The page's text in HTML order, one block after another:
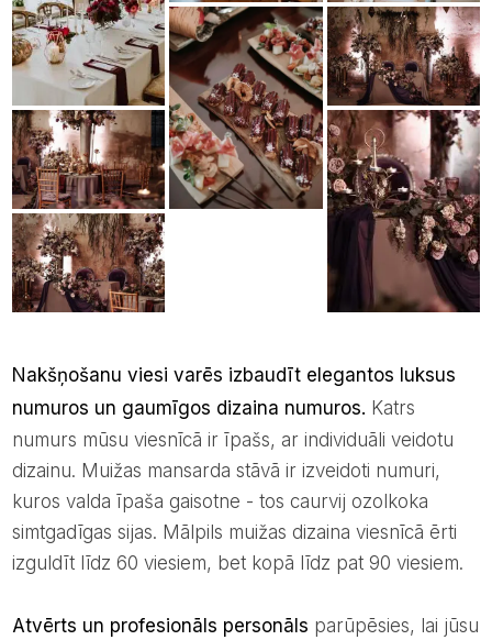
Nakšņošanu viesi varēs izbaudīt elegantos luksus
numuros un gaumīgos dizaina numuros. Katrs
numurs mūsu viesnīcā ir īpašs, ar individuāli veidotu
dizainu. Muižas mansarda stāvā ir izveidoti numuri,
kuros valda īpaša gaisotne - tos caurvij ozolkoka
simtgadīgas sijas. Mālpils muižas dizaina viesnīcā ērti
izguldīt līdz 60 viesiem, bet kopā līdz pat 90 viesiem.
Atvērts un profesionāls personāls parūpēsies, lai jūsu